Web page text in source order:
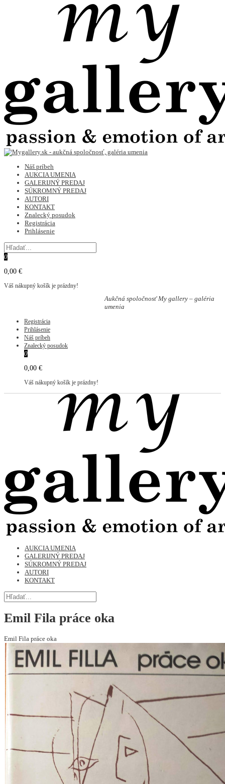
Náš príbeh
AUKCIA UMENIA
GALERIJNÝ PREDAJ
SÚKROMNÝ PREDAJ
AUTORI
KONTAKT
Znalecký posudok
Registrácia
Prihlásenie
0
0,00 €
Váš nákupný košík je prázdny!
Aukčná spoločnosť My gallery – galéria
umenia
Registrácia
Prihlásenie
Náš príbeh
Znalecký posudok
0
0,00 €
Váš nákupný košík je prázdny!
AUKCIA UMENIA
GALERIJNÝ PREDAJ
SÚKROMNÝ PREDAJ
AUTORI
KONTAKT
Emil Fila práce oka
Emil Fila práce oka